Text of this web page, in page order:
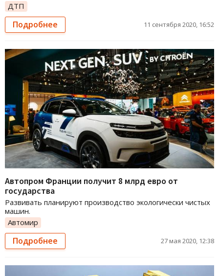
ДТП
Подробнее 11 сентября 2020, 16:52
Автопром Франции получит 8 млрд евро от
государства
Развивать планируют производство экологически чистых
машин.
Автомир
Подробнее 27 мая 2020, 12:38